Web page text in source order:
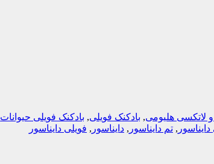
و لاتکسی هلیومی, بادکنک فویلی, بادکنک فویلی حیوانات
, تم دایناسور , دایناسور , فویلی دایناسور